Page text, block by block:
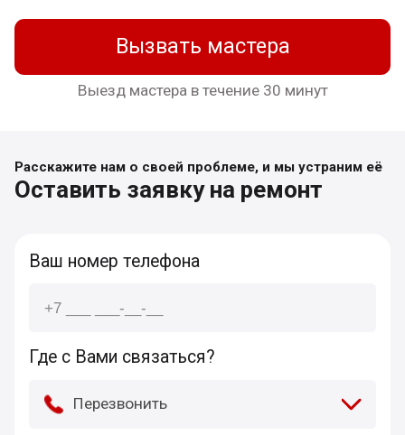
Вызвать мастера
Выезд мастера в течение 30 минут
Расскажите нам о своей проблеме, и мы устраним её
Оставить заявку на ремонт
Ваш номер телефона
Где с Вами связаться?
Перезвонить